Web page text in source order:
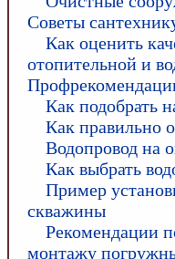
Советы
Как оценить
отопительной и
Как подобрать
Как правильно
Водопровод на
Как выбрать
Пример
скважины
Рекомендации
монтажу